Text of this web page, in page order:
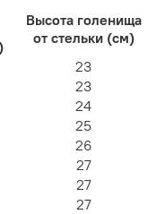
Высота голенища
от стельки (см)
23
23
24
25
26
27
27
27